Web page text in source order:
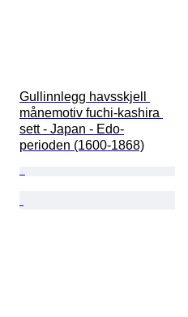
Gullinnlegg havsskjell
månemotiv fuchi-kashira
sett - Japan - Edo-
perioden (1600-1868)